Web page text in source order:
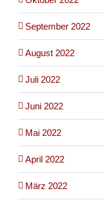
September 2022
August 2022
Juli 2022
Juni 2022
Mai 2022
April 2022
März 2022